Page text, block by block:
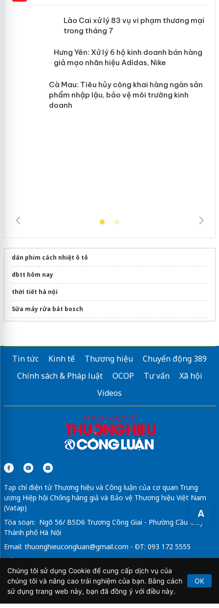
A
Lào Cai xử lý 83 vụ vi phạm thương
mại trong tháng 7
Hưng Yên: Xử lý 6 hộ kinh doanh bán
hàng giả mạo nhãn hiệu Adidas, Nike
dán phim cách nhiệt ô tô
dbtt hôm nay
thời tiết hà nội
Sửa máy rửa bát bosch
Tin tức Kinh tế Thương hiệu
Chuyển động 389
Chính sách & Pháp luật
OCOP Tư vấn
Xã hội
Videos
Tạp chí điện tử Thương hiệu và Công luận của cơ quan Trung
ương Hiệp hội Chống hàng giả và Bảo vệ Thương hiệu Việt Nam
(Vatap)
Tòa soạn: Ngõ 56/ B5D6 Trương Công Giai - Phường Cầu Giấy -
Thành phố Hà Nội
Email: thuonghieucongluan@gmail.com - ĐT: 093 172 5555
Tổng Biên Tập: Vũ Đức Thuận
Giấy phép hoạt động báo chí điện tử số 64/GP-BTTTT do Bộ
Thông tin và Truyền thông cấp ngày 21/2/2020.
Chúng tôi sử dụng Cookie để cung cấp dịch vụ của
chúng tôi và nâng cao trải nghiệm của bạn. Bằng cách
sử dụng trang web này, bạn đã đồng ý với điều này.
OK